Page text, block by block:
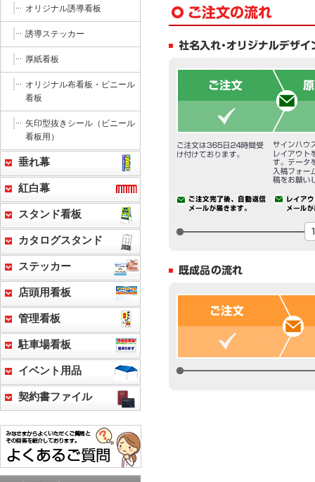
オリジナル誘導看板
誘導ステッカー
厚紙看板
オリジナル布看板・ビニール
看板
矢印型抜きシール（ビニール
看板用）
垂れ幕
紅白幕
スタンド看板
カタログスタンド
ステッカー
店頭用看板
管理看板
駐車場看板
イベント用品
契約書ファイル